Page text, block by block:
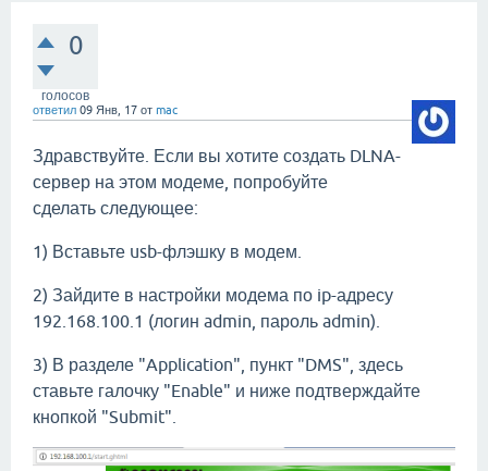
0
голосов
ответил 09 Янв, 17 от mac
Здравствуйте. Если вы хотите создать DLNA-
сервер на этом модеме, попробуйте
сделать следующее:
1) Вставьте usb-флэшку в модем.
2) Зайдите в настройки модема по ip-адресу
192.168.100.1 (логин admin, пароль admin).
3) В разделе "Application", пункт "DMS", здесь
ставьте галочку "Enable" и ниже подтверждайте
кнопкой "Submit".